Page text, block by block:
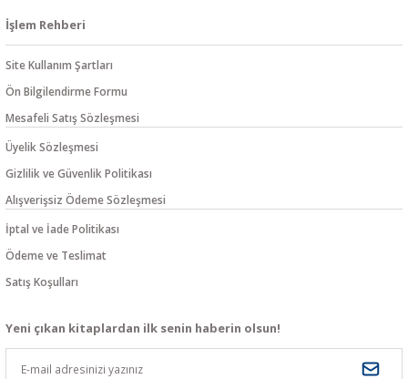
İşlem Rehberi
Site Kullanım Şartları
Ön Bilgilendirme Formu
Mesafeli Satış Sözleşmesi
Üyelik Sözleşmesi
Gizlilik ve Güvenlik Politikası
Alışverişsiz Ödeme Sözleşmesi
İptal ve İade Politikası
Ödeme ve Teslimat
Satış Koşulları
Yeni çıkan kitaplardan ilk senin haberin olsun!